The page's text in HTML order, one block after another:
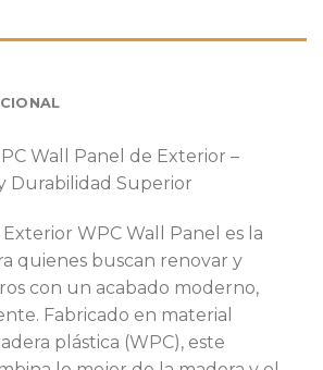
Wall Panel de Exterior –
Durabilidad Superior
WPC Wall Panel es la
quienes buscan renovar y
con un acabado moderno,
Fabricado en material
plástica (WPC), este